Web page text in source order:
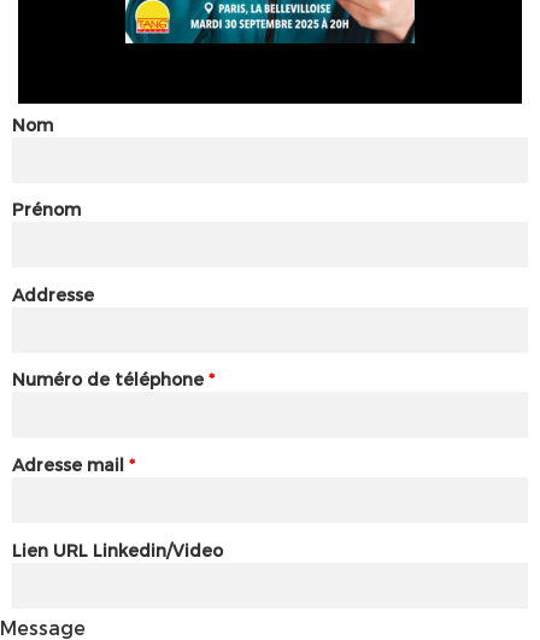
Nom
Prénom
Addresse
Numéro de téléphone *
Adresse mail *
Lien URL Linkedin/Video
Message